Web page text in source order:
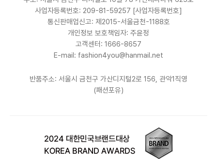
사업자등록번호: 209-81-59257 [사업자등록번호]
통신판매업신고: 제2015-서울금천-1188호
개인정보 보호책임자: 주윤정
고객센터: 1666-8657
E-mail: fashion4you@hanmail.net
반품주소: 서울시 금천구 가산디지털2로 156, 관악1직영
(패션포유)